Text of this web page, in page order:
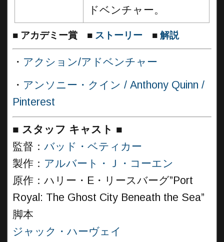
ドベンチャー。
■ アカデミー賞 ■ ストーリー ■ 解説
・ アクション/アドベンチャー
・ アンソニー・クイン / Anthony Quinn /
Pinterest
■ スタッフ キャスト ■
監督： バッド・ベティカー
製作： アルバート・Ｊ・コーエン
原作：ハリー・E・リースバーグ”Port
Royal: The Ghost City Beneath the Sea”
脚本
ジャック・ハーヴェイ